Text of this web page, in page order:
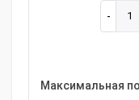
Максимальная